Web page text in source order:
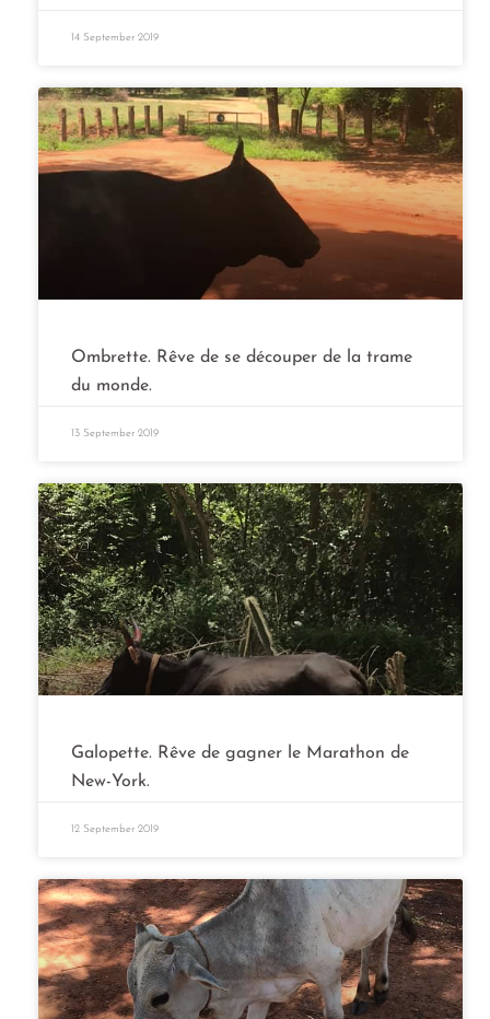
14 September 2019
Ombrette. Rêve de se découper de la trame
du monde.
13 September 2019
Galopette. Rêve de gagner le Marathon de
New-York.
12 September 2019